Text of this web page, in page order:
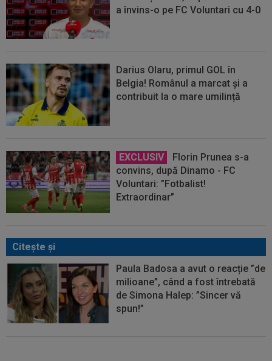
a învins-o pe FC Voluntari cu 4-0
Darius Olaru, primul GOL în
Belgia! Românul a marcat și a
contribuit la o mare umilință
EXCLUSIV
Florin Prunea s-a
convins, după Dinamo - FC
Voluntari: ”Fotbalist!
Extraordinar”
Citeşte şi
Paula Badosa a avut o reacție ”de
milioane”, când a fost întrebată
de Simona Halep: ”Sincer vă
spun!”